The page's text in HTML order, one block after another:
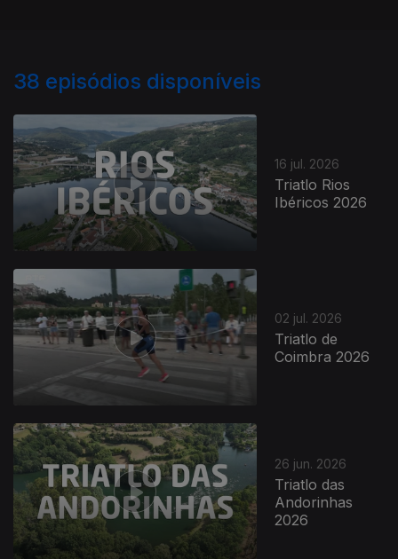
38 episódios disponíveis
16 jul. 2026
Triatlo Rios
Ibéricos 2026
02 jul. 2026
Triatlo de
Coimbra 2026
26 jun. 2026
Triatlo das
Andorinhas
2026